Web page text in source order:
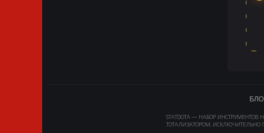
STATDOTA — НАБОР
ТОТАЛИЗАТОРОМ, ИСКЛЮЧИТЕЛЬНО